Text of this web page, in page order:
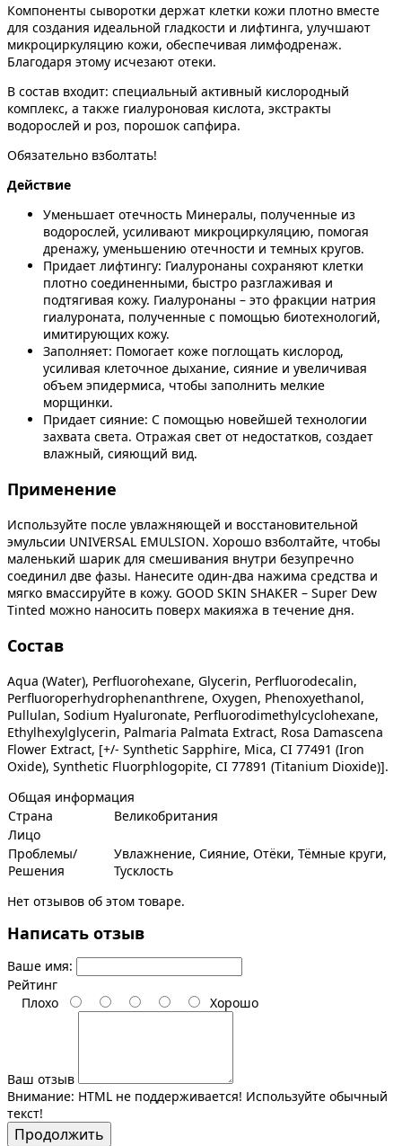
Компоненты сыворотки держат клетки кожи плотно вместе
для создания идеальной гладкости и лифтинга, улучшают
микроциркуляцию кожи, обеспечивая лимфодренаж.
Благодаря этому исчезают отеки.
В состав входит: специальный активный кислородный
комплекс, а также гиалуроновая кислота, экстракты
водорослей и роз, порошок сапфира.
Обязательно взболтать!
Действие
Уменьшает отечность Минералы, полученные из
водорослей, усиливают микроциркуляцию, помогая
дренажу, уменьшению отечности и темных кругов.
Придает лифтингу: Гиалуронаны сохраняют клетки
плотно соединенными, быстро разглаживая и
подтягивая кожу. Гиалуронаны – это фракции натрия
гиалуроната, полученные с помощью биотехнологий,
имитирующих кожу.
Заполняет: Помогает коже поглощать кислород,
усиливая клеточное дыхание, сияние и увеличивая
объем эпидермиса, чтобы заполнить мелкие
морщинки.
Придает сияние: С помощью новейшей технологии
захвата света. Отражая свет от недостатков, создает
влажный, сияющий вид.
Применение
Используйте после увлажняющей и восстановительной
эмульсии UNIVERSAL EMULSION. Хорошо взболтайте, чтобы
маленький шарик для смешивания внутри безупречно
соединил две фазы. Нанесите один-два нажима средства и
мягко вмассируйте в кожу. GOOD SKIN SHAKER – Super Dew
Tinted можно наносить поверх макияжа в течение дня.
Состав
Aqua (Water), Perfluorohexane, Glycerin, Perfluorodecalin,
Perfluoroperhydrophenanthrene, Oxygen, Phenoxyethanol,
Pullulan, Sodium Hyaluronate, Perfluorodimethylcyclohexane,
Ethylhexylglycerin, Palmaria Palmata Extract, Rosa Damascena
Flower Extract, [+/- Synthetic Sapphire, Mica, CI 77491 (Iron
Oxide), Synthetic Fluorphlogopite, CI 77891 (Titanium Dioxide)].
Общая информация
Страна
Великобритания
Лицо
Проблемы/
Решения
Увлажнение, Сияние, Отёки, Тёмные круги,
Тусклость
Нет отзывов об этом товаре.
Написать отзыв
Ваше имя:
Рейтинг
Плохо
Хорошо
Ваш отзыв
Внимание: HTML не поддерживается! Используйте обычный
текст!
Продолжить